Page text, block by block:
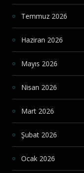
Temmuz 2026
Haziran 2026
Mayıs 2026
Nisan 2026
Mart 2026
Şubat 2026
Ocak 2026